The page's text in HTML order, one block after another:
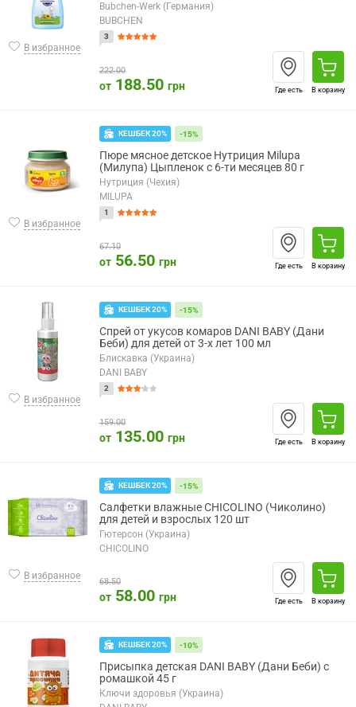
В избранное
Bubchen-Werk (Германия)
BUBCHEN
3
222.00
от 188.50 грн Где есть В корзину
В избранное
КЕШБЕК 20% -15%
Пюре мясное детское Нутриция Milupa
(Милупа) Цыпленок с 6-ти месяцев 80 г
Нутриция (Чехия)
MILUPA
1
67.10
от 56.50 грн Где есть В корзину
В избранное
КЕШБЕК 20% -15%
Спрей от укусов комаров DANI BABY (Дани
Беби) для детей от 3-х лет 100 мл
Блискавка (Украина)
DANI BABY
2
159.00
от 135.00 грн Где есть В корзину
В избранное
КЕШБЕК 20% -15%
Салфетки влажные CHICOLINO (Чиколино)
для детей и взрослых 120 шт
Гютерсон (Украина)
CHICOLINO
68.50
от 58.00 грн Где есть В корзину
КЕШБЕК 20% -10%
Присыпка детская DANI BABY (Дани Беби) с
ромашкой 45 г
Ключи здоровья (Украина)